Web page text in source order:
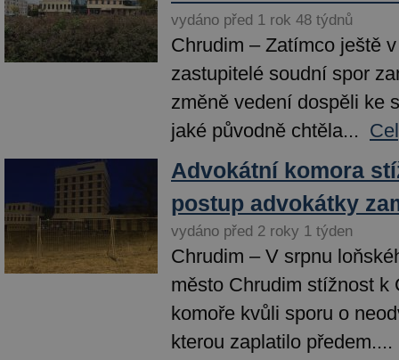
vydáno před 1 rok 48 týdnů
Chrudim – Zatímco ještě
zastupitelé soudní spor
změně vedení dospěli ke
jaké původně chtěla...
Advokátní komora
postup advokátky
vydáno před 2 roky 1 týden
Chrudim – V srpnu
město Chrudim stížnost k
komoře kvůli sporu o
kterou zaplatilo předem....